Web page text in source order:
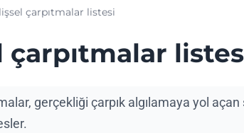
çarpıtmalar listesi
çarpıtmalar
gerçekliği çarpık algılamaya yol